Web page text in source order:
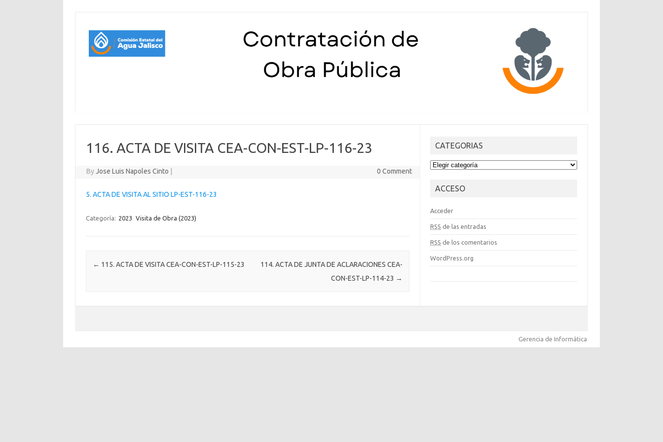
116. ACTA DE VISITA CEA-CON-EST-LP-116-23
ByJose Luis Napoles Cinto 0 Comment
5. ACTA DE VISITA AL SITIO LP-EST-116-23
Categoría: 2023 Visita de Obra (2023)
Post navigation
← 115. ACTA DE VISITA CEA-CON-EST-LP-115-23
114. ACTA DE JUNTA DE ACLARACIONES CEA-
CON-EST-LP-114-23 →
CATEGORIAS
CATEGORIAS
ACCESO
Acceder
RSS de las entradas
RSS de los comentarios
WordPress.org
Gerencia de Informática